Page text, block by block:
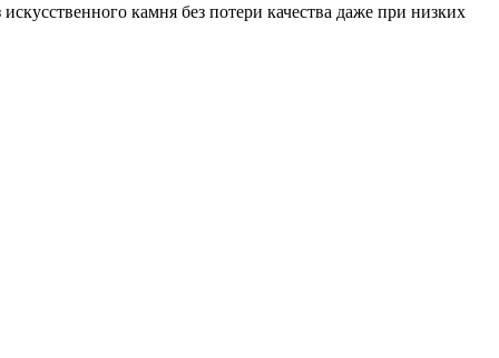
камня без потери качества даже при низких